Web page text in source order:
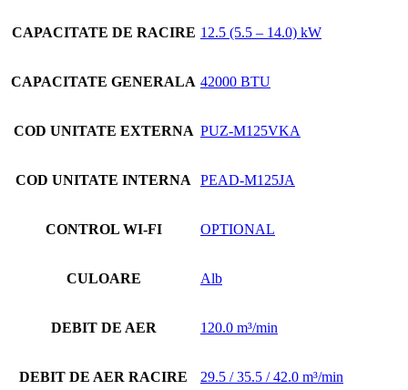
CAPACITATE DE RACIRE 12.5 (5.5 – 14.0) kW
CAPACITATE GENERALA 42000 BTU
COD UNITATE EXTERNA PUZ-M125VKA
COD UNITATE INTERNA PEAD-M125JA
CONTROL WI-FI OPTIONAL
CULOARE Alb
DEBIT DE AER 120.0 m³/min
DEBIT DE AER RACIRE 29.5 / 35.5 / 42.0 m³/min